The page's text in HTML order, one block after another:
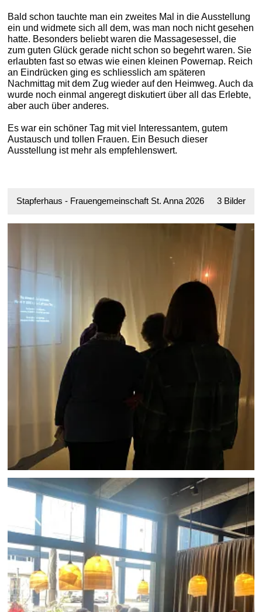
Bald schon tauchte man ein zweites Mal in die Ausstellung
ein und widmete sich all dem, was man noch nicht gesehen
hatte. Besonders beliebt waren die Massagesessel, die
zum guten Glück gerade nicht schon so begehrt waren. Sie
erlaubten fast so etwas wie einen kleinen Powernap. Reich
an Eindrücken ging es schliesslich am späteren
Nachmittag mit dem Zug wieder auf den Heimweg. Auch da
wurde noch einmal angeregt diskutiert über all das Erlebte,
aber auch über anderes.
Es war ein schöner Tag mit viel Interessantem, gutem
Austausch und tollen Frauen. Ein Besuch dieser
Ausstellung ist mehr als empfehlenswert.
Stapferhaus - Frauengemeinschaft St. Anna 2026 3 Bilder